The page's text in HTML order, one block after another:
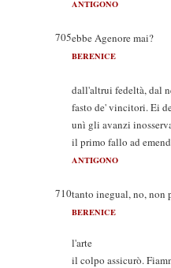
ANTIGONO
Onde
705ebbe Agenore mai?
BERENICE
Dal suo
dall'altrui fedeltà, dal
fasto de' vincitori. Ei
unì gli avanzi
il primo fallo ad
ANTIGONO
Di
710tanto inegual, no, non
BERENICE
l'arte
il colpo assicurò.